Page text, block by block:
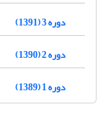
دوره 3 (1391)
دوره 2 (1390)
دوره 1 (1389)